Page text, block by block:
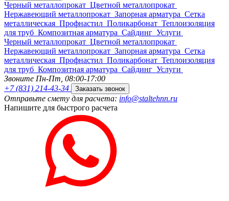
Черный металлопрокат Цветной металлопрокат
Нержавеющий металлопрокат Запорная арматура Сетка
металлическая Профнастил Поликарбонат Теплоизоляция
для труб Композитная арматура Сайдинг Услуги
Черный металлопрокат Цветной металлопрокат
Нержавеющий металлопрокат Запорная арматура Сетка
металлическая Профнастил Поликарбонат Теплоизоляция
для труб Композитная арматура Сайдинг Услуги
Звоните Пн-Пт, 08:00-17:00
+7 (831) 214-43-34
Заказать звонок
Отправьте смету для расчета: info@staltehnn.ru
Напишите для быстрого расчета